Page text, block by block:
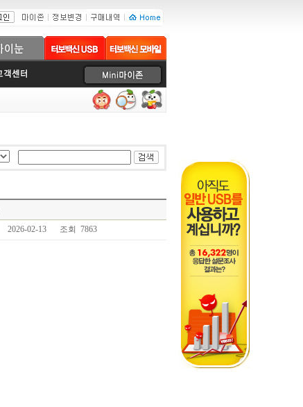
2026-02-13 조회 7863